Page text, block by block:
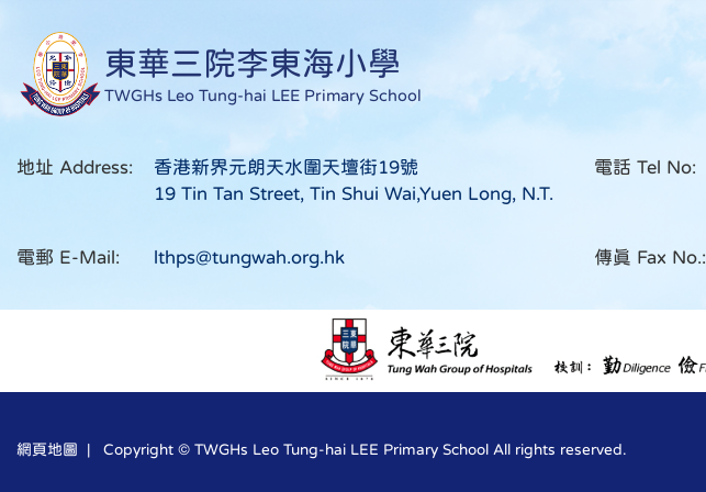
東華三院李東海小學
TWGHs Leo Tung-hai LEE Primary School
地址 Address:
香港新界元朗天水圍天壇街19號
19 Tin Tan Street, Tin Shui Wai,Yuen Long, N.T.
電話 Tel No:
電郵 E-Mail:
lthps@tungwah.org.hk 傳真 Fax No.:
網頁地圖 | Copyright © TWGHs Leo Tung-hai LEE Primary School All rights reserved.